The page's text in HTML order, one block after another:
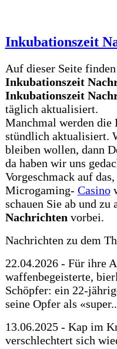
Inkubationszeit
Auf dieser Seite
Inkubationszeit
Inkubationszeit
täglich aktualisiert.
Manchmal werden die
stündlich aktualisiert.
bleiben wollen, dann
da haben wir uns
Vorgeschmack auf
Microgaming- Casino
schauen Sie ab und zu
Nachrichten vorbei.
Nachrichten zu dem
22.04.2026 - Für ihre
waffenbegeisterte,
Schöpfer: ein 22-
seine Opfer als
13.06.2025 - Kap im
verschlechtert sich